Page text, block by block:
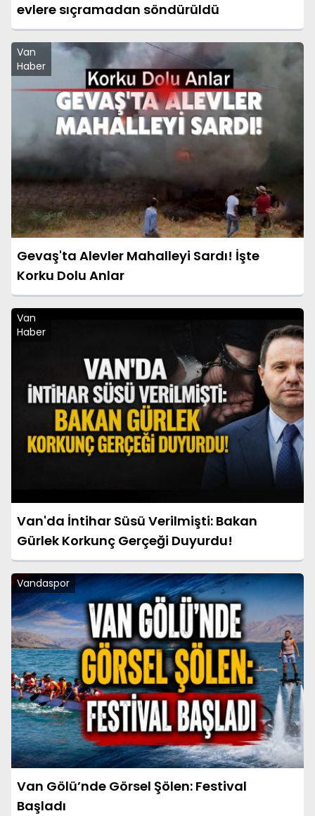
evlere sıçramadan söndürüldü
Van
Haber
Gevaş'ta Alevler Mahalleyi Sardı! İşte
Korku Dolu Anlar
Van
Haber
Van'da İntihar Süsü Verilmişti: Bakan
Gürlek Korkunç Gerçeği Duyurdu!
Vandaspor
Van Gölü’nde Görsel Şölen: Festival
Başladı